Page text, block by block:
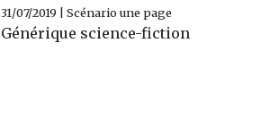
31/07/2019 | Scénario une page
Générique science-fiction